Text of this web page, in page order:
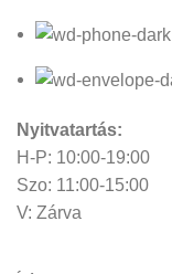
Nyitvatartás:
H-P: 10:00-19:00
Szo: 11:00-15:00
V: Zárva